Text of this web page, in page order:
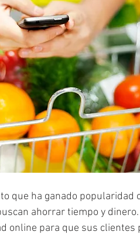
que ha ganado popularidad
ahorrar tiempo y
online para que sus clientes